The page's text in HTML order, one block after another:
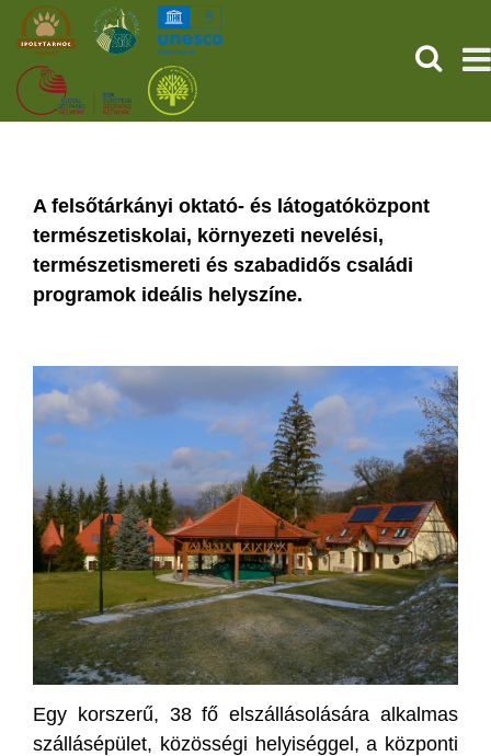
FOSSILIEN
DIENSTLEISTUNGEN
NACHRICHTEN
ÜBER UNS
SICHERN SIE SICH JETZT IHR TICKET!
SUCHEN
A felsőtárkányi oktató- és látogatóközpont
természetiskolai, környezeti nevelési,
természetismereti és szabadidős családi
programok ideális helyszíne.
Egy korszerű, 38 fő elszállásolására alkalmas
szállásépület, közösségi helyiséggel, a központi